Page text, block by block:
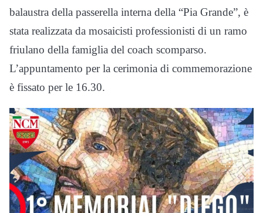
balaustra della passerella interna della “Pia Grande”, è
stata realizzata da mosaicisti professionisti di un ramo
friulano della famiglia del coach scomparso.
L’appuntamento per la cerimonia di commemorazione
è fissato per le 16.30.